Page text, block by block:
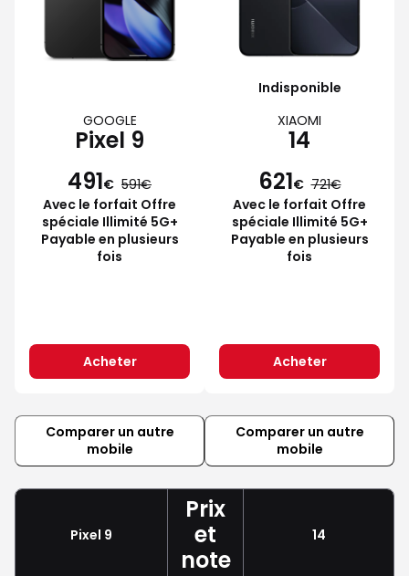
GOOGLE
Pixel 9
491€ 591
Avec le forfait Offre
spéciale Illimité 5G+
Payable en plusieurs
fois
Acheter
Indisponible
XIAOMI
14
621€ 721
Avec le forfait Offre
spéciale Illimité 5G+
Payable en plusieurs
fois
Acheter
Comparer un autre
mobile
Comparer un autre
mobile
Pixel 9
Prix
et
note
14